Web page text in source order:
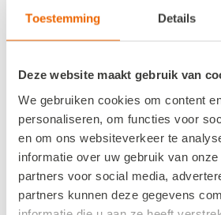
Toestemming Details
Deze website maakt gebruik van
We gebruiken cookies om content
personaliseren, om functies voor
en om ons websiteverkeer te
informatie over uw gebruik van
partners voor social media,
partners kunnen deze gegevens
Coach
62-